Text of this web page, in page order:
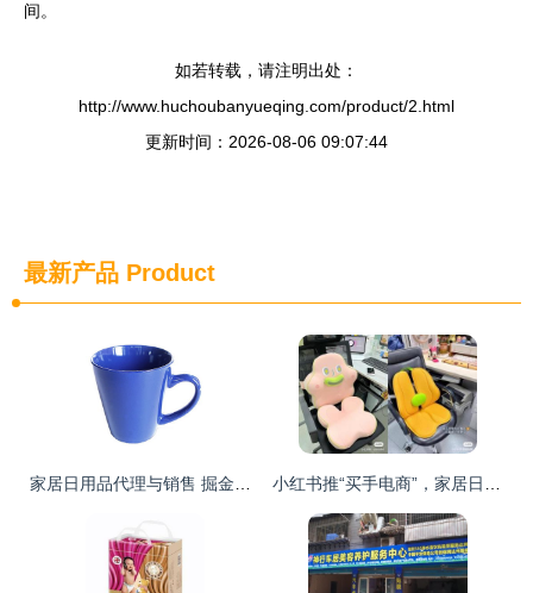
间。
如若转载，请注明出处：
http://www.huchoubanyueqing.com/product/2.html
更新时间：2026-08-06 09:07:44
最新产品 Product